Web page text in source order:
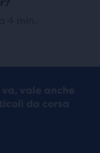
va, vale anche
da corsa